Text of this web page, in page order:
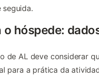
o hóspede:
de AL deve considerar
para a prática da